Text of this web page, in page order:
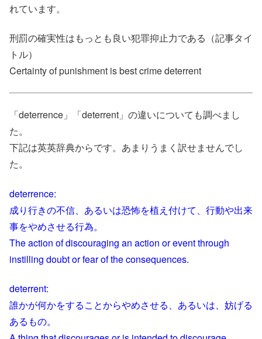
れています。
刑罰の確実性はもっとも良い犯罪抑止力である（記事タイ
トル）
Certainty of punishment is best crime deterrent
「deterrence」「deterrent」の違いについても調べまし
た。
下記は英英辞典からです。あまりうまく訳せませんでし
た。
deterrence:
成り行きの不信、あるいは恐怖を植え付けて、行動や出来
事をやめさせる行為。
The action of discouraging an action or event through
instilling doubt or fear of the consequences.
deterrent:
誰かが何かをすることからやめさせる、あるいは、妨げる
あるもの。